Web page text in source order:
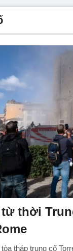
thời
tháp trung cổ